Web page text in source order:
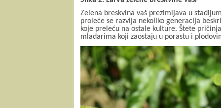
Zelena breskvina vaš prezimljava u
proleće se razvija nekoliko generacija
koje preleću na ostale kulture. Štete
mladarima koji zaostaju u porastu i